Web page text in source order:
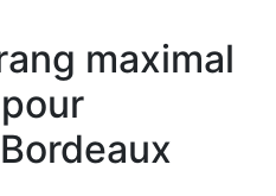
maximal